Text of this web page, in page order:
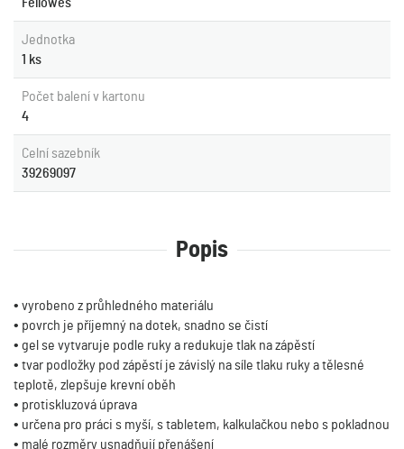
Jednotka
1 ks
Počet balení v kartonu
4
Celní sazebník
39269097
Popis
• vyrobeno z průhledného materiálu
• povrch je příjemný na dotek, snadno se čistí
• gel se vytvaruje podle ruky a redukuje tlak na zápěstí
• tvar podložky pod zápěstí je závislý na síle tlaku ruky a tělesné
teplotě, zlepšuje krevní oběh
• protiskluzová úprava
• určena pro práci s myší, s tabletem, kalkulačkou nebo s pokladnou
• malé rozměry usnadňují přenášení